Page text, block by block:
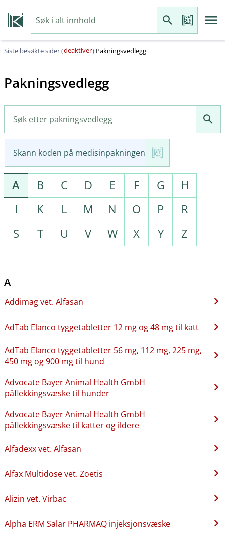
Siste besøkte sider (deaktiver) Pakningsvedlegg
Pakningsvedlegg
Skann koden på medisinpakningen
A B C D E F G
H
I
K L M N O P
R
S
T U V W X Y Z
A
Addimag vet. Alfasan
AdTab Elanco tyggetabletter 12 mg og 48 mg til katt
AdTab Elanco tyggetabletter 56 mg, 112 mg, 225 mg,
450 mg og 900 mg til hund
Advocate Bayer Animal Health GmbH
påflekkingsvæske til hunder
Advocate Bayer Animal Health GmbH
påflekkingsvæske til katter og ildere
Alfadexx vet. Alfasan
Alfax Multidose vet. Zoetis
Alizin vet. Virbac
Alpha ERM Salar PHARMAQ injeksjonsvæske